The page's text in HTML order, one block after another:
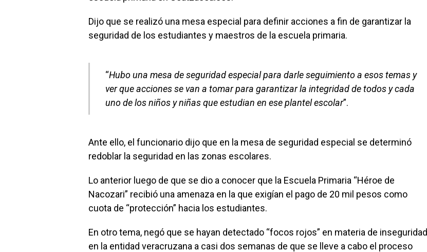
Dijo que se realizó una mesa especial para definir acciones a fin de garantizar la
seguridad de los estudiantes y maestros de la escuela primaria.
“Hubo una mesa de seguridad especial para darle seguimiento a esos temas y
ver que acciones se van a tomar para garantizar la integridad de todos y cada
uno de los niños y niñas que estudian en ese plantel escolar”.
Ante ello, el funcionario dijo que en la mesa de seguridad especial se determinó
redoblar la seguridad en las zonas escolares.
Lo anterior luego de que se dio a conocer que la Escuela Primaria “Héroe de
Nacozari” recibió una amenaza en la que exigían el pago de 20 mil pesos como
cuota de “protección” hacia los estudiantes.
En otro tema, negó que se hayan detectado “focos rojos” en materia de inseguridad
en la entidad veracruzana a casi dos semanas de que se lleve a cabo el proceso